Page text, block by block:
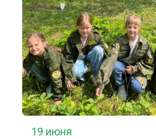
19 июня